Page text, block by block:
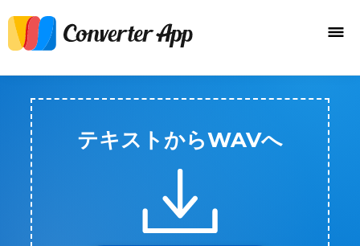
テキストからWAVへ